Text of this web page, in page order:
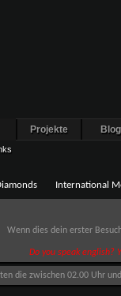
Projekte
International
Wenn dies dein erster
Do you speak english?
die zwischen 02.00 Uhr